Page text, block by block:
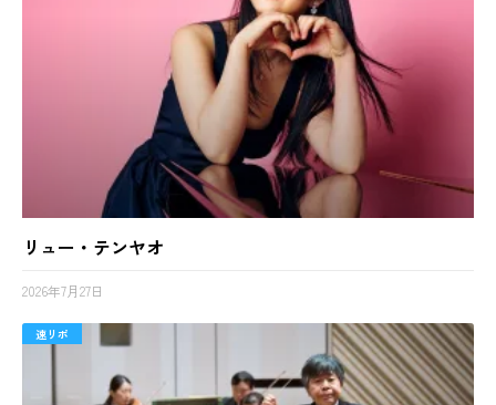
リュー・テンヤオ
2026年7月27日
速リポ